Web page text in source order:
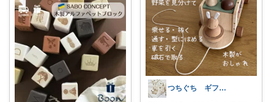
つちぐち ギフト*暮らし